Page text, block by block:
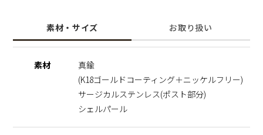
シェルパ―ルは汗や水にも強くお手入れも簡単で長くご愛用い
ただけます。
しく金属アレルギーの方でも安心してご使用いただけます。
【仕様変更のお知らせ】
より快適にご着用いただけるよう、キャッチの仕様をリニュー
現行仕様は在庫限り（売り切れ次第終了）となり、以降は新仕
素材・サイズ お取り扱い
素材
真鍮
(K18ゴールドコーティング＋ニッケルフリー)
サージカルステンレス(ポスト部分)
シェルパール